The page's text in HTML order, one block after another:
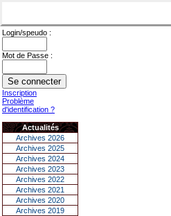
Login/speudo :
Mot de Passe :
Inscription
Problème
d'identification ?
Actualités
Archives 2026
Archives 2025
Archives 2024
Archives 2023
Archives 2022
Archives 2021
Archives 2020
Archives 2019